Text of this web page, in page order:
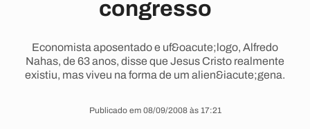
congresso
Economista aposentado e uf&oacute;logo, Alfredo
Nahas, de 63 anos, disse que Jesus Cristo realmente
existiu, mas viveu na forma de um alien&iacute;gena.
Publicado em 08/09/2008 às 17:21